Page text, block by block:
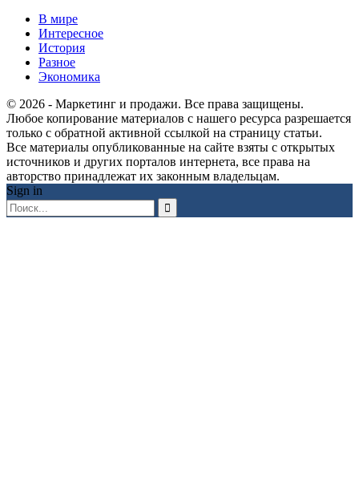
В мире
Интересное
История
Разное
Экономика
© 2026 - Маркетинг и продажи. Все права защищены.
Любое копирование материалов с нашего ресурса разрешается
только с обратной активной ссылкой на страницу статьи.
Все материалы опубликованные на сайте взяты с открытых
источников и других порталов интернета, все права на
авторство принадлежат их законным владельцам.
Sign in